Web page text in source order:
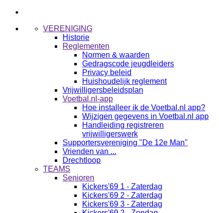
VERENIGING
Historie
Reglementen
Normen & waarden
Gedragscode jeugdleiders
Privacy beleid
Huishoudelijk reglement
Vrijwilligersbeleidsplan
Voetbal.nl-app
Hoe installeer ik de Voetbal.nl app?
Wijzigen gegevens in Voetbal.nl app
Handleiding registreren
vrijwilligerswerk
Supportersvereniging "De 12e Man"
Vrienden van ...
Drechtloop
TEAMS
Senioren
Kickers'69 1 - Zaterdag
Kickers'69 2 - Zaterdag
Kickers'69 3 - Zaterdag